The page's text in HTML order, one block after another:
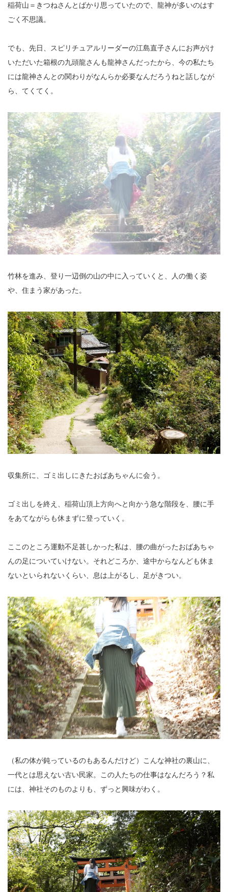
稲荷山＝きつねさんとばかり思っていたので、龍神が多いのはす
ごく不思議。
でも、先日、スピリチュアルリーダーの江島直子さんにお声がけ
いただいた箱根の九頭龍さんも龍神さんだったから、今の私たち
には龍神さんとの関わりがなんらか必要なんだろうねと話しなが
ら、てくてく。
竹林を進み、登り一辺倒の山の中に入っていくと、人の働く姿
や、住まう家があった。
収集所に、ゴミ出しにきたおばあちゃんに会う。
ゴミ出しを終え、稲荷山頂上方向へと向かう急な階段を、腰に手
をあてながらも休まずに登っていく。
ここのところ運動不足甚しかった私は、腰の曲がったおばあちゃ
んの足についていけない。それどころか、途中からなんども休ま
ないといられないくらい、息は上がるし、足がきつい。
（私の体が鈍っているのもあるんだけど）こんな神社の裏山に、
一代とは思えない古い民家。この人たちの仕事はなんだろう？私
には、神社そのものよりも、ずっと興味がわく。